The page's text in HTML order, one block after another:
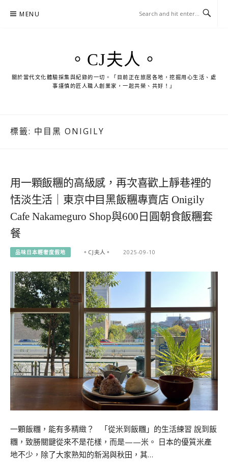
MENU
。CJ夫人。
關於當代文化體驗採集與紀錄的一切。「目前正在旅居各地，挖掘用心生活、處
事謹慎的匠人職人創業家，一起共榮、共好！」
標籤: 中目黑 ONIGILY
用一顆飯糰的高級感，再次喜歡上靜巷裡的
恬淡生活｜東京中目黑飯糰專賣店 Onigily
Cafe Nakameguro Shop與600日圓朝食飯糰套
餐
品味日本輕奢度假地 。CJ夫人。 2025-09-10
一顆飯糰，能有多精緻？ 「從米到飯糰」的生活練習 說到飯
糰，致勝關鍵從來不是花樣，而是——米。 日本的優質米產
地不少，除了大家熟知的新潟與秋田，其…